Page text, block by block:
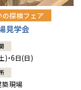
の探検フェア
見学会
)・6日(日)
現場